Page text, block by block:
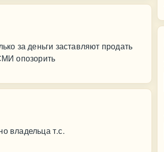
за деньги заставляют продать
опозорить
владельца т.с.